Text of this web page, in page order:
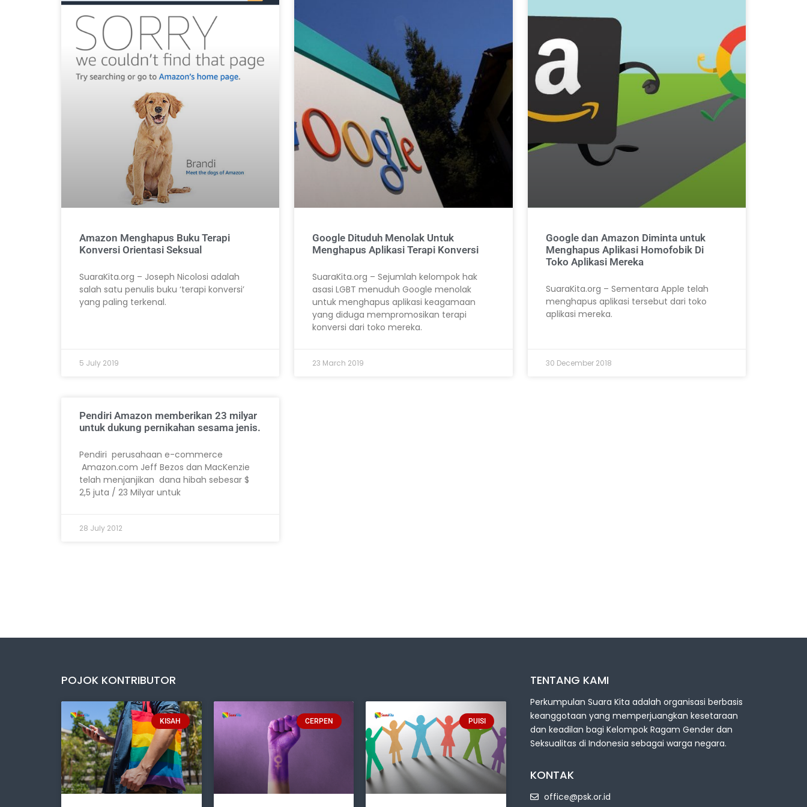
Amazon Menghapus Buku Terapi
Konversi Orientasi Seksual
SuaraKita.org – Joseph Nicolosi adalah
salah satu penulis buku ‘terapi konversi’
yang paling terkenal.
5 July 2019
Google Dituduh Menolak Untuk
Menghapus Aplikasi Terapi Konversi
SuaraKita.org – Sejumlah kelompok hak
asasi LGBT menuduh Google menolak
untuk menghapus aplikasi keagamaan
yang diduga mempromosikan terapi
konversi dari toko mereka.
23 March 2019
Google dan Amazon Diminta untuk
Menghapus Aplikasi Homofobik Di
Toko Aplikasi Mereka
SuaraKita.org – Sementara Apple telah
menghapus aplikasi tersebut dari toko
aplikasi mereka.
30 December 2018
Pendiri Amazon memberikan 23 milyar
untuk dukung pernikahan sesama jenis.
Pendiri perusahaan e-commerce
Amazon.com Jeff Bezos dan MacKenzie
telah menjanjikan dana hibah sebesar $
2,5 juta / 23 Milyar untuk
28 July 2012
POJOK KONTRIBUTOR
KISAH CERPEN PUISI
TENTANG KAMI
Perkumpulan Suara Kita adalah organisasi berbasis
keanggotaan yang memperjuangkan kesetaraan
dan keadilan bagi Kelompok Ragam Gender dan
Seksualitas di Indonesia sebagai warga negara.
KONTAK
office@psk.or.id